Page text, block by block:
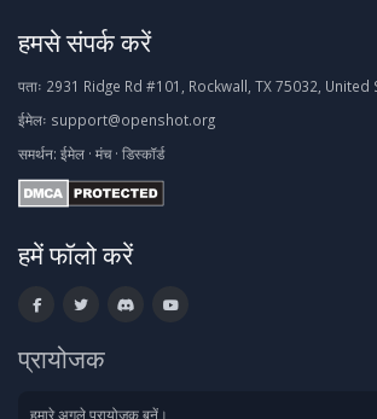
हमसे संपर्क करें
पताः 2931 Ridge Rd #101, Rockwall, TX 75032, United
ईमेलः support@openshot.org
समर्थन: ईमेल · मंच· डिस्कॉर्ड
हमें फॉलो करें
प्रायोजक
हमारे अगले प्रायोजक बनें।